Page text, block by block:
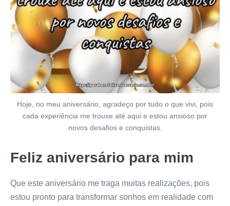
Hoje, no meu aniversário, agradeço por tudo o que vivi, pois
cada experiência me trouxe até aqui e estou ansioso por
novos desafios e conquistas.
Feliz aniversário para mim
Que este aniversário me traga muitas realizações, pois
estou pronto para transformar sonhos em realidade com